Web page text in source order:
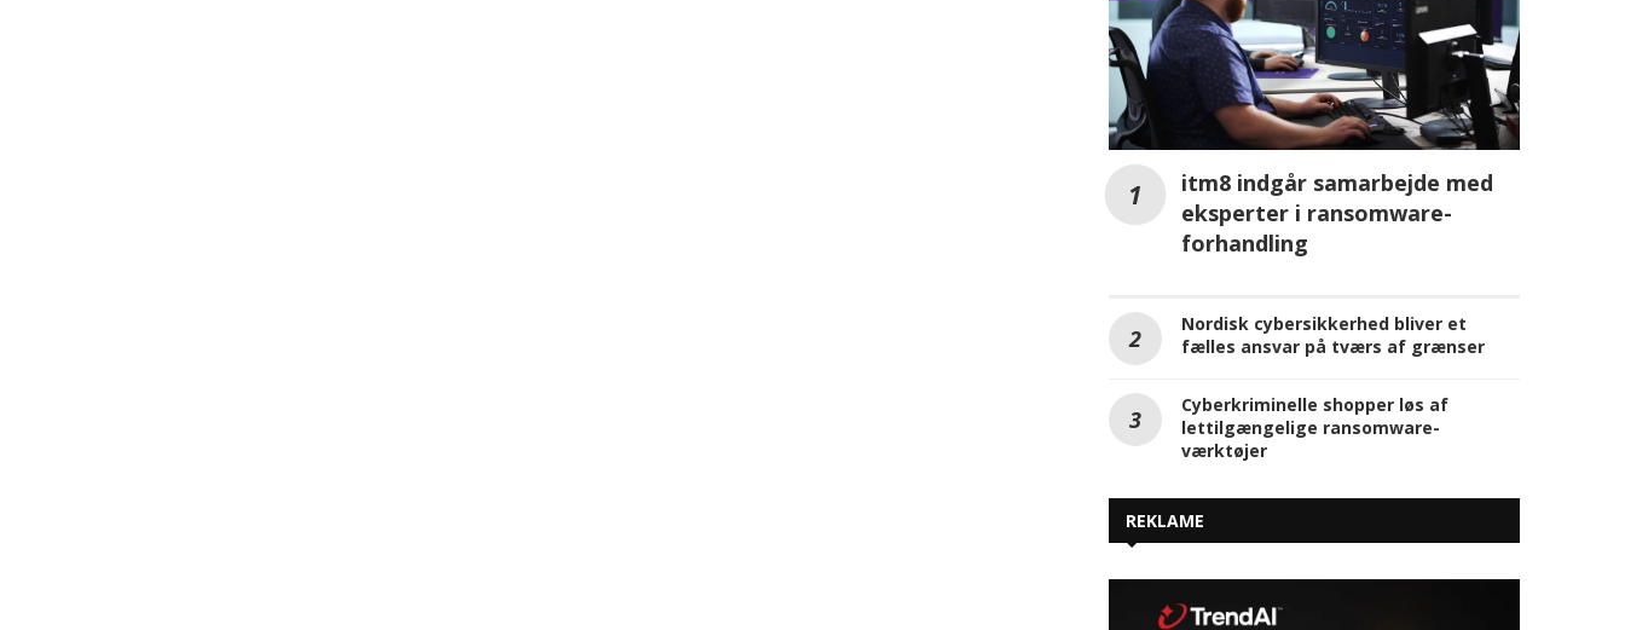
itm8 indgår samarbejde med
eksperter i ransomware-
forhandling
Nordisk cybersikkerhed bliver et
fælles ansvar på tværs af grænser
Cyberkriminelle shopper løs af
lettilgængelige ransomware-
REKLAME